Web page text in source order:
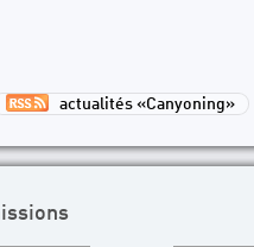
actualités «Canyoning»